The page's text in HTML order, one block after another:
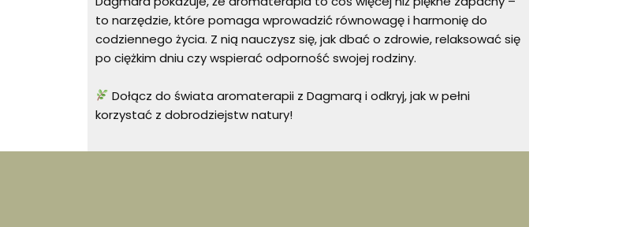
to narzędzie, które pomaga wprowadzić równowagę i harmonię do
codziennego życia. Z nią nauczysz się, jak dbać o zdrowie, relaksować się
po ciężkim dniu czy wspierać odporność swojej rodziny.
Dołącz do świata aromaterapii z Dagmarą i odkryj, jak w pełni
korzystać z dobrodziejstw natury!